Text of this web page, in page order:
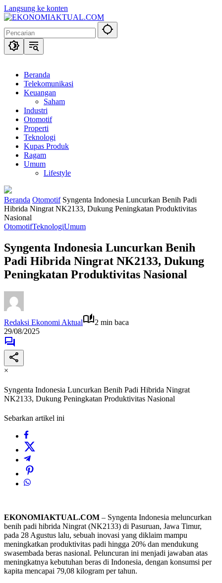
Langsung ke konten
Beranda
Telekomunikasi
Keuangan
Saham
Industri
Otomotif
Properti
Teknologi
Kupas Produk
Ragam
Umum
Lifestyle
Beranda Otomotif Syngenta Indonesia Luncurkan Benih Padi
Hibrida Ningrat NK2133, Dukung Peningkatan Produktivitas
Nasional
OtomotifTeknologiUmum
Syngenta Indonesia Luncurkan Benih
Padi Hibrida Ningrat NK2133, Dukung
Peningkatan Produktivitas Nasional
Redaksi Ekonomi Aktual
2 min baca
29/08/2025
×
Syngenta Indonesia Luncurkan Benih Padi Hibrida Ningrat
NK2133, Dukung Peningkatan Produktivitas Nasional
Sebarkan artikel ini
EKONOMIAKTUAL.COM – Syngenta Indonesia meluncurkan
benih padi hibrida Ningrat (NK2133) di Pasuruan, Jawa Timur,
pada 28 Agustus lalu, sebuah inovasi yang diklaim mampu
meningkatkan produktivitas padi hingga 20% dan mendukung
swasembada beras nasional. Peluncuran ini menjadi jawaban atas
meningkatnya kebutuhan beras di Indonesia, dengan konsumsi per
kapita mencapai 79,08 kilogram per tahun.